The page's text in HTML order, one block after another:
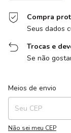
Compra
Seus dados
Trocas e
Se não
Entregas para o CEP:
Meios de envio
Não sei meu CEP